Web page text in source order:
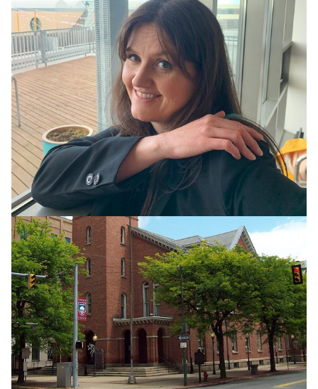
HEIMUR
Apaköttur réðst á 18 manns